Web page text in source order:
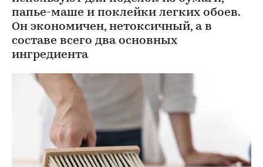
папье-маше и поклейки легких обоев.
Он экономичен, нетоксичный, а в
составе всего два основных
ингредиента